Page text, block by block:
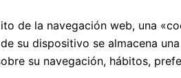
de la navegación web, una
su dispositivo se almacena
su navegación, hábitos,